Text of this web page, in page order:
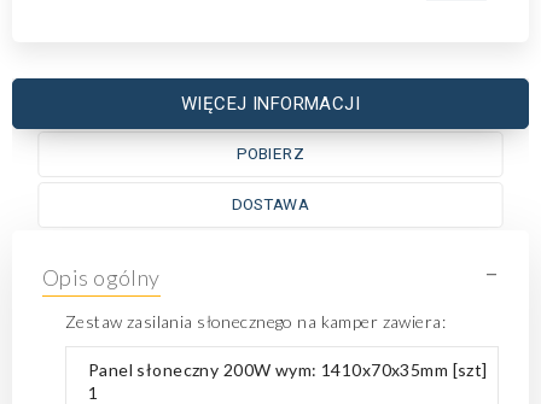
WIĘCEJ INFORMACJI
POBIERZ
DOSTAWA
Opis ogólny -
Zestaw zasilania słonecznego na kamper zawiera:
Panel słoneczny 200W wym: 1410x70x35mm [szt]
1